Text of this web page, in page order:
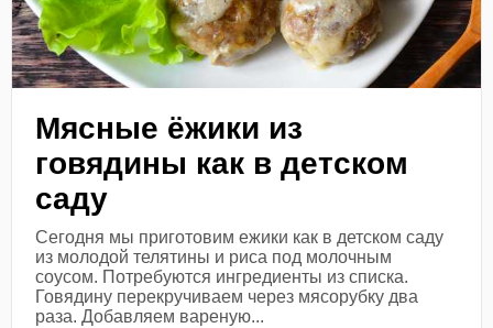
Мясные ёжики из
говядины как в детском
саду
Сегодня мы приготовим ежики как в детском саду
из молодой телятины и риса под молочным
соусом. Потребуются ингредиенты из списка.
Говядину перекручиваем через мясорубку два
раза. Добавляем вареную...